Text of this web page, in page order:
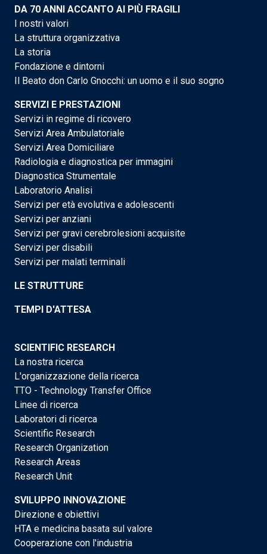
DA 70 ANNI ACCANTO AI PIÙ FRAGILI
I nostri valori
La struttura organizzativa
La storia
Fondazione e dintorni
Il Beato don Carlo Gnocchi: un uomo e il suo sogno
SERVIZI E PRESTAZIONI
Servizi in regime di ricovero
Servizi Area Ambulatoriale
Servizi Area Domiciliare
Radiologia e diagnostica per immagini
Diagnostica Strumentale
Laboratorio Analisi
Servizi per età evolutiva e adolescenti
Servizi per anziani
Servizi per gravi cerebrolesioni acquisite
Servizi per disabili
Servizi per malati terminali
LE STRUTTURE
TEMPI D'ATTESA
SCIENTIFIC RESEARCH
La nostra ricerca
L'organizzazione della ricerca
TTO - Technology Transfer Office
Linee di ricerca
Laboratori di ricerca
Scientific Research
Research Organization
Research Areas
Research Unit
SVILUPPO INNOVAZIONE
Direzione e obiettivi
HTA e medicina basata sul valore
Cooperazione con l'industria